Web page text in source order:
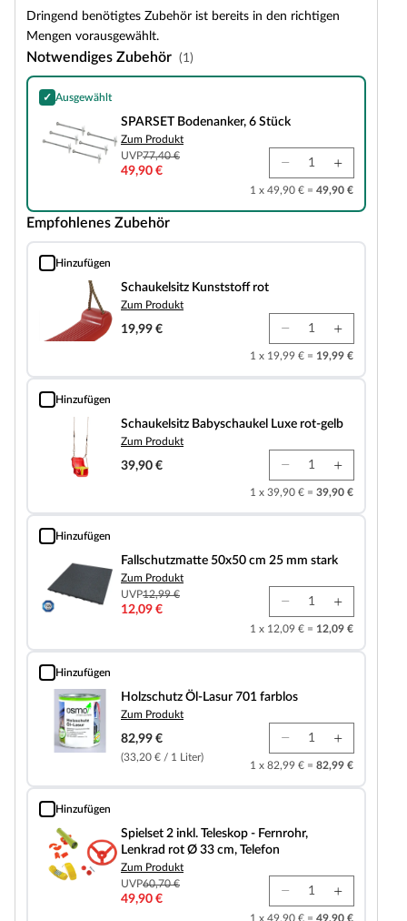
Dringend benötigtes Zubehör ist bereits in den richtigen
Mengen vorausgewählt.
Notwendiges Zubehör (1)
✓ Ausgewählt
SPARSET Bodenanker, 6 Stück
SPARSET Bodenanker, 6 Stück
Zum Produkt
UVP77,40 €
49,90 €
1 x 49,90 € = 49,90 €
Empfohlenes Zubehör
Hinzufügen
Schaukelsitz Kunststoff rot
Schaukelsitz Kunststoff rot
Zum Produkt
19,99 €
1 x 19,99 € = 19,99 €
Hinzufügen
Schaukelsitz Babyschaukel Luxe rot-gelb
Schaukelsitz Babyschaukel Luxe rot-gelb
Zum Produkt
39,90 €
1 x 39,90 € = 39,90 €
Hinzufügen
Fallschutzmatte 50x50 cm 25 mm stark
Fallschutzmatte 50x50 cm 25 mm stark
Zum Produkt
UVP12,99 €
12,09 €
1 x 12,09 € = 12,09 €
Hinzufügen
Holzschutz Öl-Lasur 701 farblos
Holzschutz Öl-Lasur 701 farblos
Zum Produkt
82,99 €
(33,20 € / 1 Liter)
1 x 82,99 € = 82,99 €
Hinzufügen
Spielset 2 inkl. Teleskop - Fernrohr, Lenkrad rot Ø 33 cm, Telefon
Spielset 2 inkl. Teleskop - Fernrohr,
Lenkrad rot Ø 33 cm, Telefon
Zum Produkt
UVP60,70 €
49,90 €
1 x 49,90 € = 49,90 €